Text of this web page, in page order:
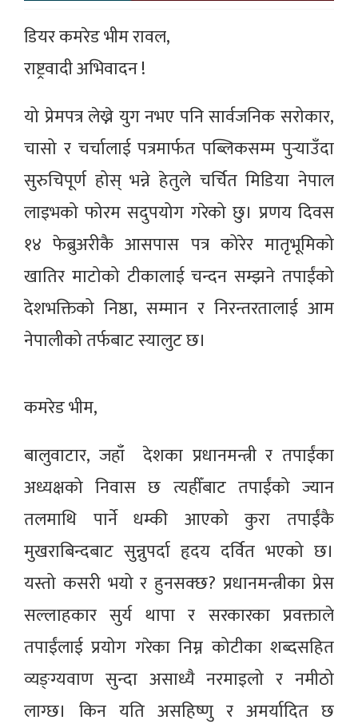
डियर कमरेड भीम रावल,
राष्ट्रवादी अभिवादन !
यो प्रेमपत्र लेख्ने युग नभए पनि सार्वजनिक सरोकार,
चासो र चर्चालाई पत्रमार्फत पब्लिकसम्म पुर्‍याउँदा
सुरुचिपूर्ण होस् भन्ने हेतुले चर्चित मिडिया नेपाल
लाइभको फोरम सदुपयोग गरेको छु। प्रणय दिवस
१४ फेब्रुअरीकै आसपास पत्र कोरेर मातृभूमिको
खातिर माटोको टीकालाई चन्दन सम्झने तपाईंको
देशभक्तिको निष्ठा, सम्मान र निरन्तरतालाई आम
नेपालीको तर्फबाट स्यालुट छ।
कमरेड भीम,
बालुवाटार, जहाँ देशका प्रधानमन्त्री र तपाईंका
अध्यक्षको निवास छ त्यहीँबाट तपाईंको ज्यान
तलमाथि पार्ने धम्की आएको कुरा तपाईंकै
मुखराबिन्दबाट सुन्नुपर्दा हृदय दर्वित भएको छ।
यस्तो कसरी भयो र हुनसक्छ? प्रधानमन्त्रीका प्रेस
सल्लाहकार सुर्य थापा र सरकारका प्रवक्ताले
तपाईंलाई प्रयोग गरेका निम्न कोटीका शब्दसहित
व्यङ्ग्यवाण सुन्दा असाध्यै नरमाइलो र नमीठो
लाग्छ। किन यति असहिष्णु र अमर्यादित छ